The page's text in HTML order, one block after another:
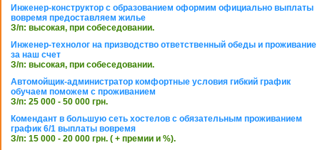
Инженер-конструктор с образованием оформим официально выплаты
вовремя предоставляем жилье
З/п: высокая, при собеседовании.
Инженер-технолог на призводство ответственный обеды и проживание
за наш счет
З/п: высокая, при собеседовании.
Автомойщик-администратор комфортные условия гибкий график
обучаем поможем с проживанием
З/п: 25 000 - 50 000 грн.
Комендант в большую сеть хостелов с обязательным проживанием
график 6/1 выплаты вовремя
З/п: 15 000 - 20 000 грн. ( + премии и %).